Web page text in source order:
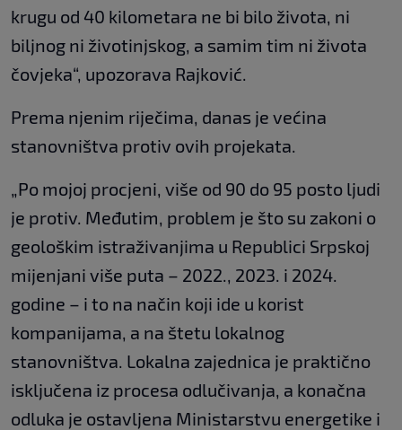
krugu od 40 kilometara ne bi bilo života, ni
biljnog ni životinjskog, a samim tim ni života
čovjeka“, upozorava Rajković.
Prema njenim riječima, danas je većina
stanovništva protiv ovih projekata.
„Po mojoj procjeni, više od 90 do 95 posto ljudi
je protiv. Međutim, problem je što su zakoni o
geološkim istraživanjima u Republici Srpskoj
mijenjani više puta – 2022., 2023. i 2024.
godine – i to na način koji ide u korist
kompanijama, a na štetu lokalnog
stanovništva. Lokalna zajednica je praktično
isključena iz procesa odlučivanja, a konačna
odluka je ostavljena Ministarstvu energetike i